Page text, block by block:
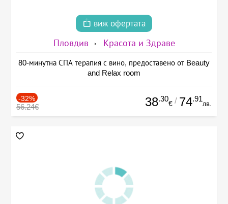
виж офертата
Пловдив Красота и Здраве
80-минутна СПА терапия с вино, предоставено от Beauty
and Relax room
-32%
56.24€ 38.30
€ / 74.91
лв.